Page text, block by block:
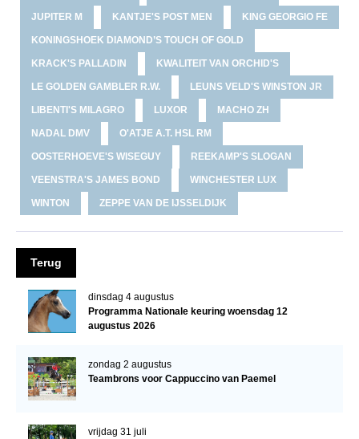
JUPITER M KANTJE'S POST MEN KING GEORGIO FE
KONINGSHOEK DIAMOND’S TOUCH OF GOLD
KRACK'S PALLADIN KWALITEIT VAN ORCHID'S
LE GOLDEN GAMBLER R.W. LEUNS VELD'S WINSTON JR
LIBENTI'S MILAGRO LUXOR MACHO ZH
NADAL DMV O'ATJE A.T. HSL RM
OOSTERHOEVE'S WISEGUY REEKAMP'S SLOGAN
VEENSTRA'S JAMES BOND WINCHESTER LUX
WINTON ZEPPE VAN DE IJSSELDIJK
Terug
dinsdag 4 augustus
Programma Nationale keuring woensdag 12
augustus 2026
zondag 2 augustus
Teambrons voor Cappuccino van Paemel
vrijdag 31 juli